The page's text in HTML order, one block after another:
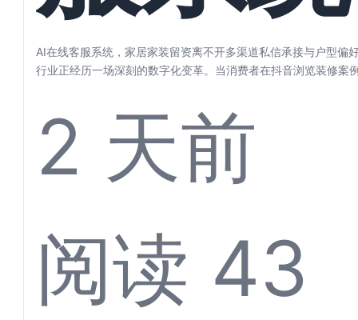
家居
留资
AI在线客服系统，家居家装留资离不开多渠道私信承接与户型偏
行业正经历一场深刻的数字化变革。当消费者在抖音浏览装修案
2 天前
阅读 43